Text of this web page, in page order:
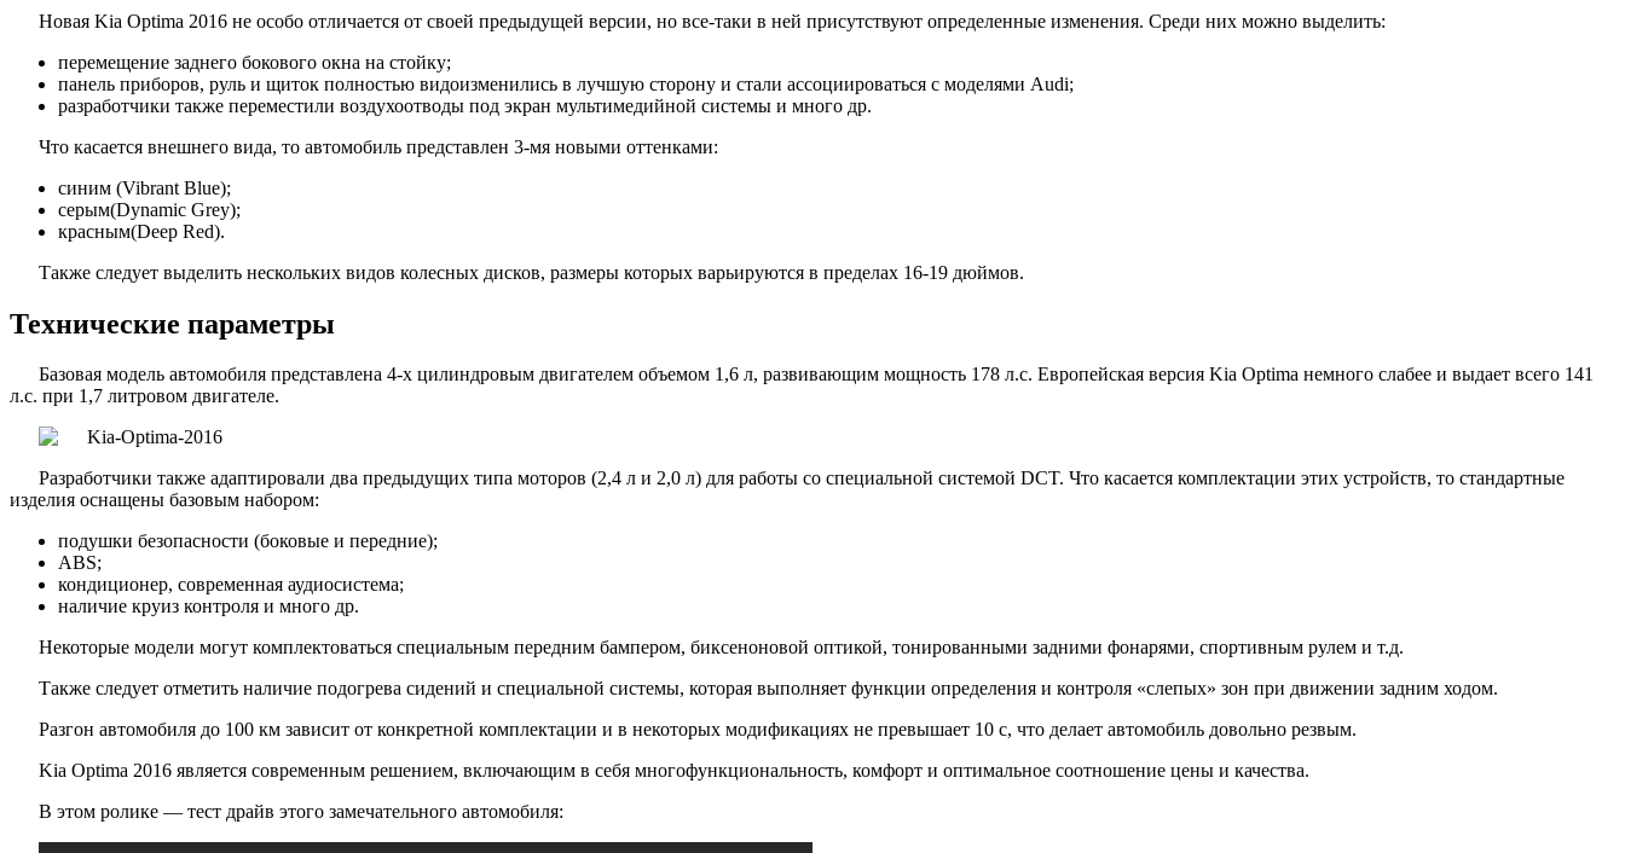
Новая Kia Optima 2016 не особо отличается от своей предыдущей версии, но все-таки в ней присутствуют определенные изменения. Среди них можно выделить:
перемещение заднего бокового окна на стойку;
панель приборов, руль и щиток полностью видоизменились в лучшую сторону и стали ассоциироваться с моделями Audi;
разработчики также переместили воздухоотводы под экран мультимедийной системы и много др.
Что касается внешнего вида, то автомобиль представлен 3-мя новыми оттенками:
синим (Vibrant Blue);
серым(Dynamic Grey);
красным(Deep Red).
Также следует выделить нескольких видов колесных дисков, размеры которых варьируются в пределах 16-19 дюймов.
Технические параметры
Базовая модель автомобиля представлена 4-х цилиндровым двигателем объемом 1,6 л, развивающим мощность 178 л.с. Европейская версия Kia Optima немного слабее и выдает всего 141
л.с. при 1,7 литровом двигателе.
Разработчики также адаптировали два предыдущих типа моторов (2,4 л и 2,0 л) для работы со специальной системой DCT. Что касается комплектации этих устройств, то стандартные
изделия оснащены базовым набором:
подушки безопасности (боковые и передние);
ABS;
кондиционер, современная аудиосистема;
наличие круиз контроля и много др.
Некоторые модели могут комплектоваться специальным передним бампером, биксеноновой оптикой, тонированными задними фонарями, спортивным рулем и т.д.
Также следует отметить наличие подогрева сидений и специальной системы, которая выполняет функции определения и контроля «слепых» зон при движении задним ходом.
Разгон автомобиля до 100 км зависит от конкретной комплектации и в некоторых модификациях не превышает 10 с, что делает автомобиль довольно резвым.
Kia Optima 2016 является современным решением, включающим в себя многофункциональность, комфорт и оптимальное соотношение цены и качества.
В этом ролике — тест драйв этого замечательного автомобиля: